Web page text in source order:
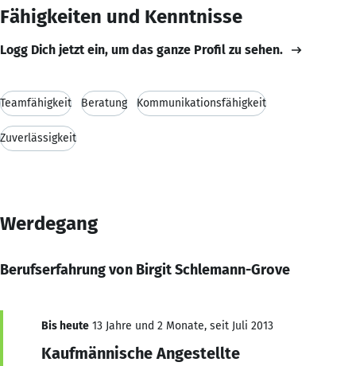
Fähigkeiten und Kenntnisse
Logg Dich jetzt ein, um das ganze Profil zu sehen.
Teamfähigkeit Beratung Kommunikationsfähigkeit
Zuverlässigkeit
Werdegang
Berufserfahrung von Birgit Schlemann-Grove
Bis heute 13 Jahre und 2 Monate, seit Juli 2013
Kaufmännische Angestellte